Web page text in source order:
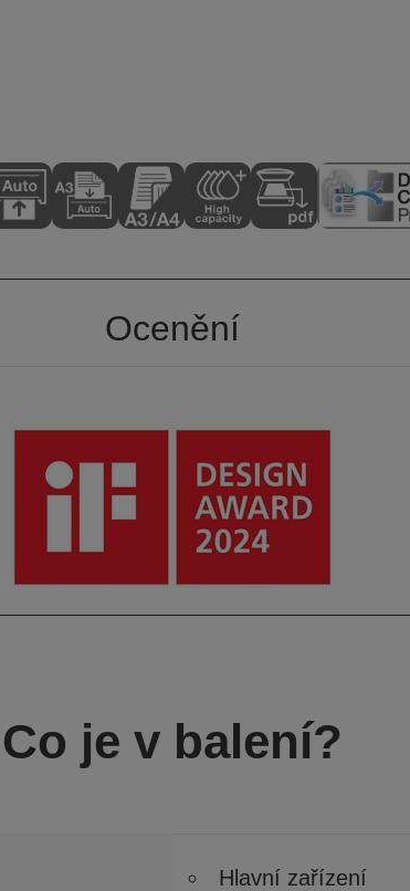
Ocenění
Co je v balení?
Hlavní zařízení